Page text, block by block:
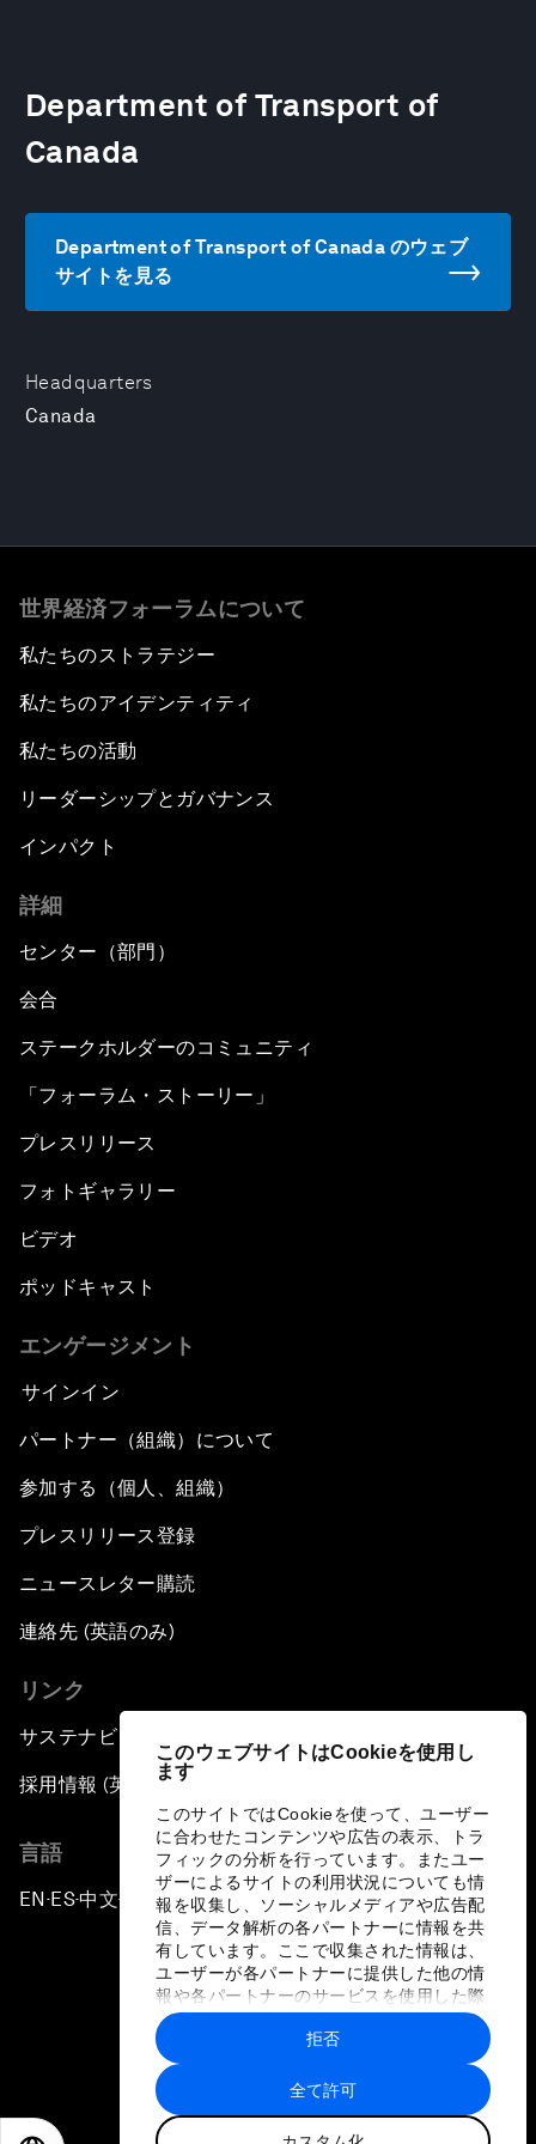
このウェブサイトはCookieを使用し
ます
このサイトではCookieを使って、ユーザー
に合わせたコンテンツや広告の表示、トラ
フィックの分析を行っています。またユー
ザーによるサイトの利用状況についても情
報を収集し、ソーシャルメディアや広告配
信、データ解析の各パートナーに情報を共
有しています。ここで収集された情報は、
ユーザーが各パートナーに提供した他の情
報や各パートナーのサービスを使用した際
に収集された情報と組み合わされ、各パー
トナーによって使用されることがありま
す。
全て許可
拒否
Headquarters
Canada
Department of Transport of
Canada
Department of Transport of Canada のウェブ
サイトを見る
世界経済フォーラムについて
私たちのストラテジー
私たちのアイデンティティ
私たちの活動
リーダーシップとガバナンス
インパクト
詳細
センター（部門）
会合
ステークホルダーのコミュニティ
「フォーラム・ストーリー」
プレスリリース
フォトギャラリー
ビデオ
ポッドキャスト
エンゲージメント
サインイン
パートナー（組織）について
参加する（個人、組織）
プレスリリース登録
ニュースレター購読
連絡先 (英語のみ)
リンク
サステナビリティへの取り組み
採用情報 (英語のみ)
言語
EN ▪ES▪中文▪ 日本語
プライバシーポリシーと利用規約
サイトマップ